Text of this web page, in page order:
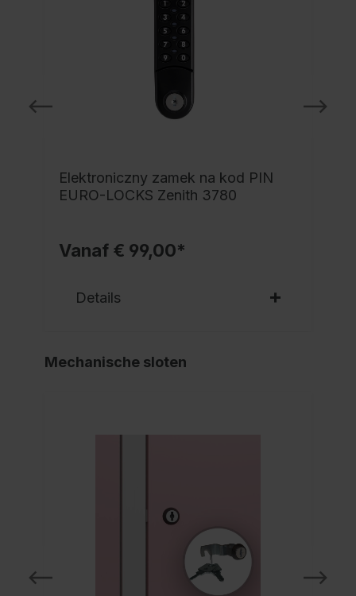
Elektroniczny zamek na kod PIN
EURO-LOCKS Zenith 3780
Vanaf € 99,00*
Details
Mechanische sloten